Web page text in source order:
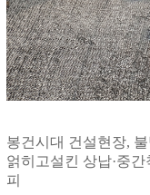
봉건시대 건설현장,
얽히고설킨 상납·중
피